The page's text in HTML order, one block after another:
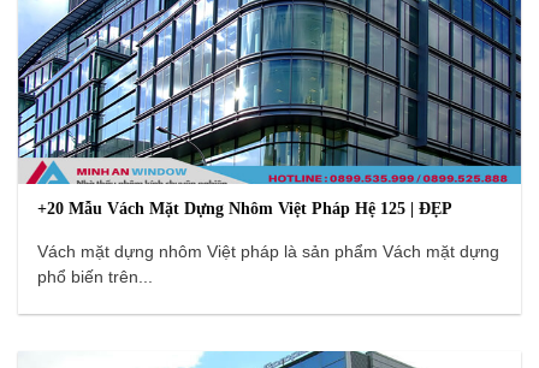
+20 Mẫu Vách Mặt Dựng Nhôm Việt Pháp Hệ 125 | ĐẸP
Vách mặt dựng nhôm Việt pháp là sản phẩm Vách mặt dựng
phổ biến trên...